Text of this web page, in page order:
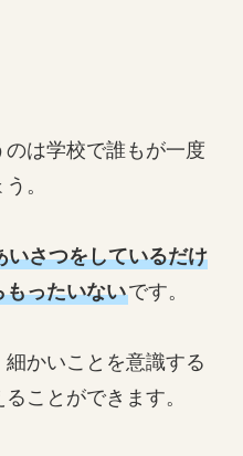
のは学校で誰もが一度
。
いさつをしているだけ
もったいないです。
かいことを意識する
ことができます。